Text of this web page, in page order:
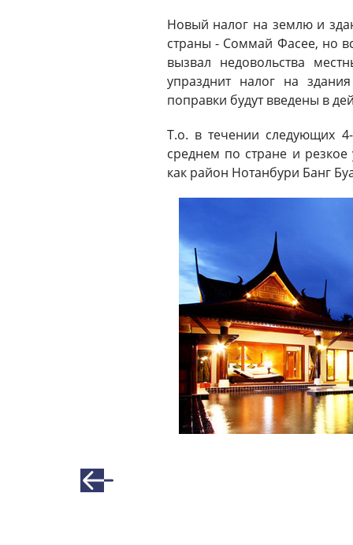
Новый налог на землю и
страны - Соммай Фасее, но
вызвал недовольства
упразднит налог на
поправки будут введены в
Т.о. в течении следующих
среднем по стране и резкое
как район Нотанбури Банг